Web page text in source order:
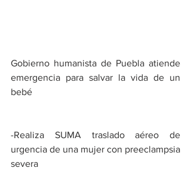
Gobierno humanista de Puebla atiende
emergencia para salvar la vida de un
bebé
-Realiza SUMA traslado aéreo de
urgencia de una mujer con preeclampsia
severa